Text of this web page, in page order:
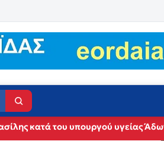
κατά του υπουργού υγείας